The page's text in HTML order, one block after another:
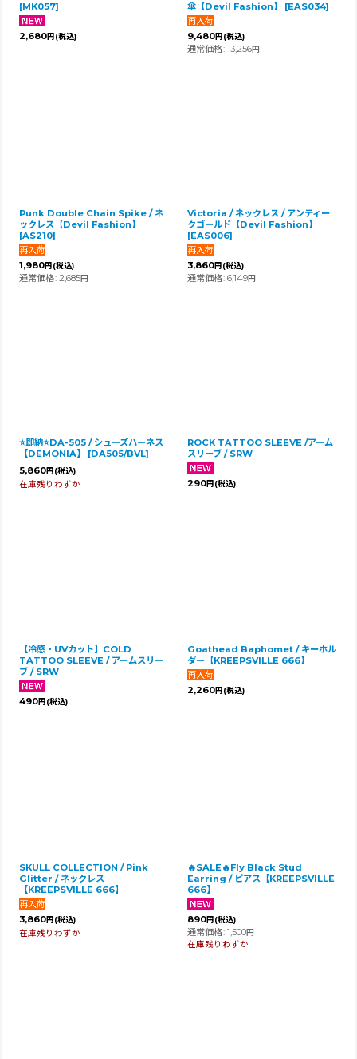
[MK057]
2,680円 (税込)
傘【Devil Fashion】
[EAS034]
9,480円 (税込)
通常価格: 13,256円
Punk Double Chain Spike / ネ
ックレス【Devil Fashion】
[AS210]
1,980円 (税込)
通常価格: 2,685円
Victoria / ネックレス / アンティー
クゴールド【Devil Fashion】
[EAS006]
3,860円 (税込)
通常価格: 6,149円
⭐即納⭐DA-505 / シューズハーネス
【DEMONIA】
[DA505/BVL]
5,860円 (税込)
在庫残りわずか
ROCK TATTOO SLEEVE /アーム
スリーブ / SRW
290円 (税込)
【冷感・UVカット】COLD
TATTOO SLEEVE / アームスリー
ブ / SRW
490円 (税込)
Goathead Baphomet / キーホル
ダー【KREEPSVILLE 666】
2,260円 (税込)
SKULL COLLECTION / Pink
Glitter / ネックレス
【KREEPSVILLE 666】
3,860円 (税込)
在庫残りわずか
🔥SALE🔥Fly Black Stud
Earring / ピアス【KREEPSVILLE
666】
890円 (税込)
通常価格: 1,500円
在庫残りわずか